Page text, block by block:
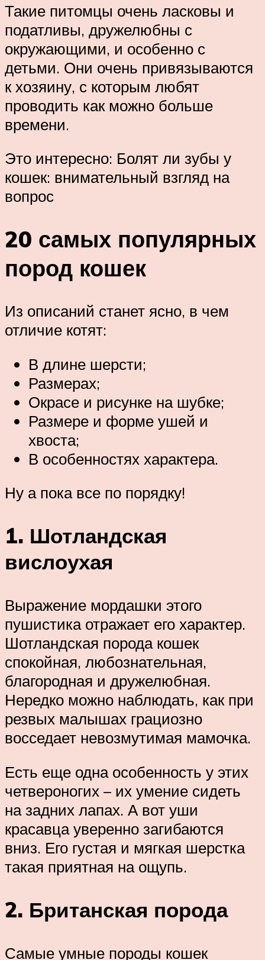
Такие питомцы очень ласковы и
податливы, дружелюбны с
окружающими, и особенно с
детьми. Они очень привязываются
к хозяину, с которым любят
проводить как можно больше
времени.
Это интересно: Болят ли зубы у
кошек: внимательный взгляд на
вопрос
20 самых популярных
пород кошек
Из описаний станет ясно, в чем
отличие котят:
В длине шерсти;
Размерах;
Окрасе и рисунке на шубке;
Размере и форме ушей и
хвоста;
В особенностях характера.
Ну а пока все по порядку!
1. Шотландская
вислоухая
Выражение мордашки этого
пушистика отражает его характер.
Шотландская порода кошек
спокойная, любознательная,
благородная и дружелюбная.
Нередко можно наблюдать, как при
резвых малышах грациозно
восседает невозмутимая мамочка.
Есть еще одна особенность у этих
четвероногих – их умение сидеть
на задних лапах. А вот уши
красавца уверенно загибаются
вниз. Его густая и мягкая шерстка
такая приятная на ощупь.
2. Британская порода
Самые умные породы кошек